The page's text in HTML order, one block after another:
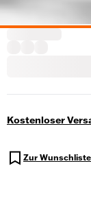
Kostenloser
Zur